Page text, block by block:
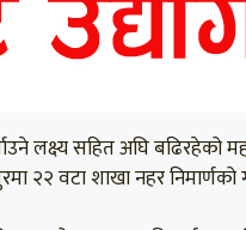
लक्ष्य सहित अघि बढिरहेको
२२ वटा शाखा नहर